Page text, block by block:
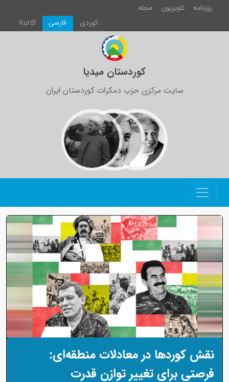
روزنامە تلویزیون
مجلە
Kurdî
فارسی كوردی
کوردستان میدیا
سایت مرکزی حزب دمکرات کوردستان ایران
نقش کوردها در معادلات منطقه‌ای:
فرصتی برای تغییر توازن قدرت